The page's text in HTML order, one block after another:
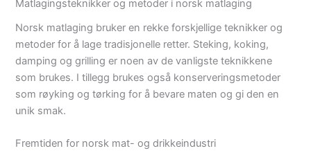
Matlagingsteknikker og metoder i norsk matlaging
Norsk matlaging bruker en rekke forskjellige teknikker og
metoder for å lage tradisjonelle retter. Steking, koking,
damping og grilling er noen av de vanligste teknikkene
som brukes. I tillegg brukes også konserveringsmetoder
som røyking og tørking for å bevare maten og gi den en
unik smak.
Fremtiden for norsk mat- og drikkeindustri